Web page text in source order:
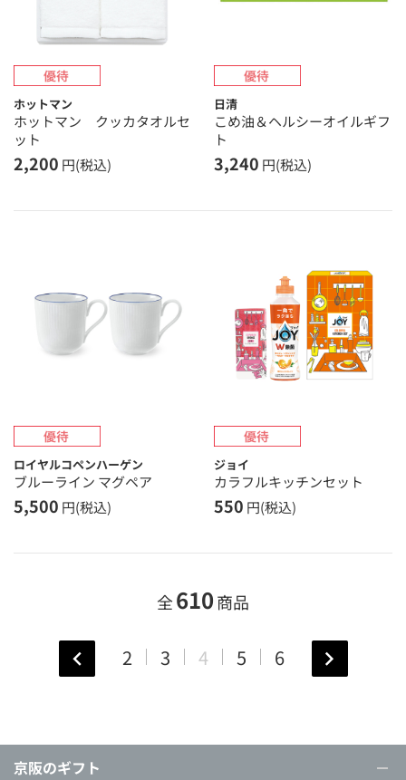
京阪のギフト
ホットマン
ホットマン クッカタオルセ
ット
2,200 円(税込)
日清
こめ油＆ヘルシーオイルギフ
ト
3,240 円(税込)
ロイヤルコペンハーゲン
ブルーライン マグペア
5,500 円(税込)
ジョイ
カラフルキッチンセット
550 円(税込)
全610商品
2 3 4 5 6